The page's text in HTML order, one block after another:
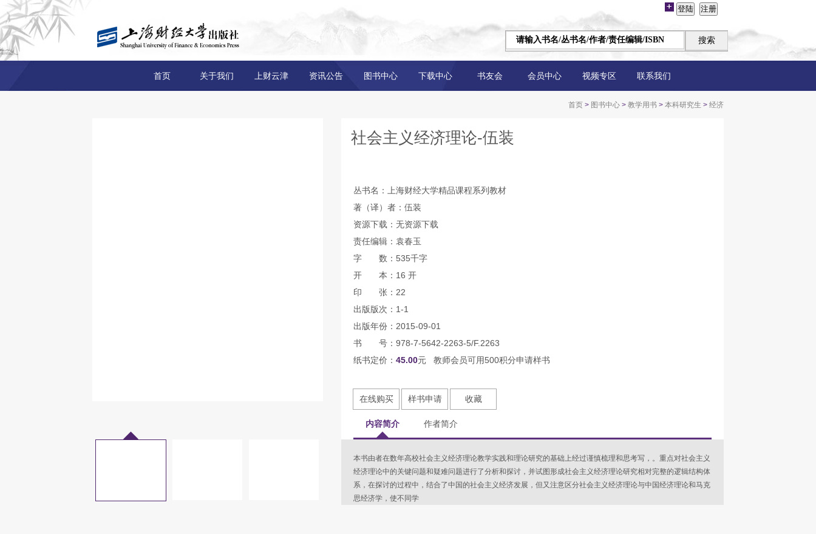
首页 关于我们 上财云津 资讯公告 图书中心 下载中心 书友会 会员中心 视频专区 联系我们
首页 > 图书中心 > 教学用书 > 本科研究生 > 经济
社会主义经济理论-伍装
丛书名：上海财经大学精品课程系列教材
著（译）者：伍装
资源下载：无资源下载
责任编辑：袁春玉
字 数：535千字
开 本：16 开
印 张：22
出版版次：1-1
出版年份：2015-09-01
书 号：978-7-5642-2263-5/F.2263
纸书定价： 45.00元 教师会员可用500积分申请样书
在线购买 样书申请 收藏
内容简介 作者简介
本书由者在数年高校社会主义经济理论教学实践和理论研究的基础上经过谨慎梳理和思考写，。重点对社会主义
经济理论中的关键问题和疑难问题进行了分析和探讨，并试图形成社会主义经济理论研究相对完整的逻辑结构体
系，在探讨的过程中，结合了中国的社会主义经济发展，但又注意区分社会主义经济理论与中国经济理论和马克
思经济学，使不同学